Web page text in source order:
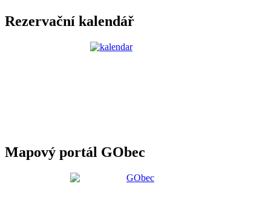
Rezervační kalendář
Mapový portál GObec